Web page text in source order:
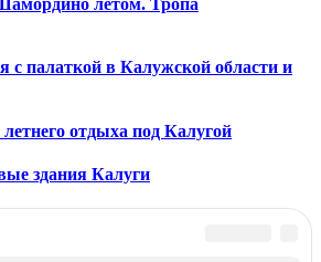
летом. Тропа
с палаткой в Калужской области и
отдыха под Калугой
здания Калуги